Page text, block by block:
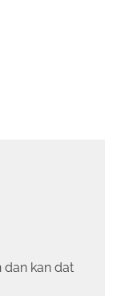
kan dat